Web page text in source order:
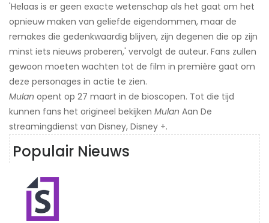
'Helaas is er geen exacte wetenschap als het gaat om het
opnieuw maken van geliefde eigendommen, maar de
remakes die gedenkwaardig blijven, zijn degenen die op zijn
minst iets nieuws proberen,' vervolgt de auteur. Fans zullen
gewoon moeten wachten tot de film in première gaat om
deze personages in actie te zien.
Mulan opent op 27 maart in de bioscopen. Tot die tijd
kunnen fans het origineel bekijken Mulan Aan De
streamingdienst van Disney, Disney +.
Populair Nieuws